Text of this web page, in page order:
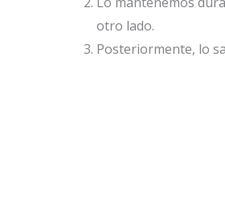
otro lado.
Posteriormente, lo